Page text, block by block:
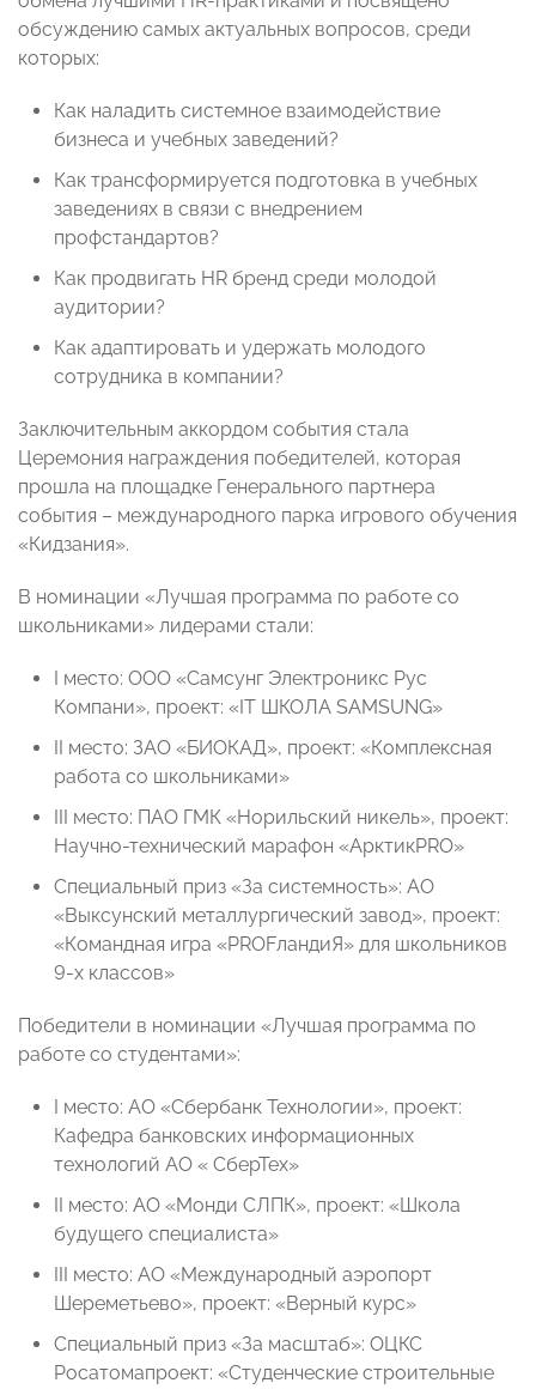
обсуждению самых актуальных вопросов, среди
которых:
Как наладить системное взаимодействие
бизнеса и учебных заведений?
Как трансформируется подготовка в учебных
заведениях в связи с внедрением
профстандартов?
Как продвигать HR бренд среди молодой
аудитории?
Как адаптировать и удержать молодого
сотрудника в компании?
Заключительным аккордом события стала
Церемония награждения победителей, которая
прошла на площадке Генерального партнера
события – международного парка игрового обучения
«Кидзания».
В номинации «Лучшая программа по работе со
школьниками» лидерами стали:
I место: ООО «Самсунг Электроникс Рус
Компани», проект: «IT ШКОЛА SAMSUNG»
II место: ЗАО «БИОКАД», проект: «Комплексная
работа со школьниками»
III место: ПАО ГМК «Норильский никель», проект:
Научно-технический марафон «АрктикPRO»
Специальный приз «За системность»: АО
«Выксунский металлургический завод», проект:
«Командная игра «PROFландиЯ» для школьников
9-х классов»
Победители в номинации «Лучшая программа по
работе со студентами»:
I место: АО «Сбербанк Технологии», проект:
Кафедра банковских информационных
технологий АО « СберТех»
II место: АО «Монди СЛПК», проект: «Школа
будущего специалиста»
III место: АО «Международный аэропорт
Шереметьево», проект: «Верный курс»
Специальный приз «За масштаб»: ОЦКС
Росатомапроект: «Студенческие строительные